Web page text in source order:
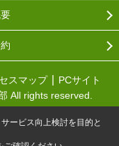
スマップ
PCサイト
All rights reserved.
ービス向上検討を目的と